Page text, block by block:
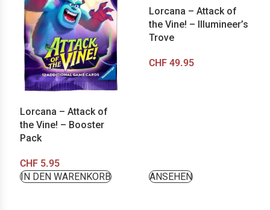
Lorcana – Attack of
the Vine! – Booster
Pack
CHF 5.95
IN DEN WARENKORB
Lorcana – Attack of
the Vine! – Illumineer’s
Trove
CHF49.95
ANSEHEN